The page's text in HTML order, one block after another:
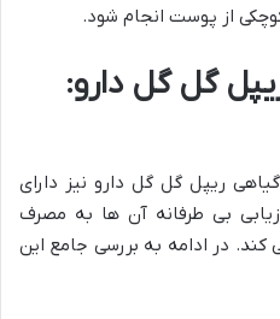
گل گل دارو:
ریپل گل گل دارو نیز دارای
بی طرفانه آن ها به مصرف
در ادامه به بررسی جامع این